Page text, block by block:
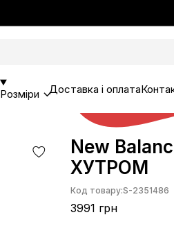
Розміри Доставка і оплата
New
ХУТРОМ
Код товару:S-2351486
3991 грн